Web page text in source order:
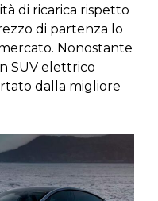
di ricarica rispetto
di partenza lo
Nonostante
SUV elettrico
dalla migliore